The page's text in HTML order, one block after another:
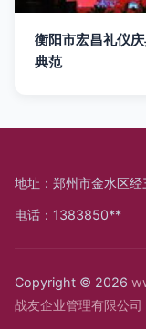
衡阳市宏昌礼仪
典范
地址：郑州市金水区
电话：1383850**
Copyright © 2026
战友企业管理有限公司